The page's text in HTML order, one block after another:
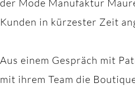
der Mode Manufaktur
Kunden in kürzester Zeit
Aus einem Gespräch mit
mit ihrem Team die